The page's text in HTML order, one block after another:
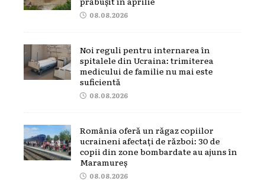
08.08.2026
Noi reguli pentru internarea în
spitalele din Ucraina: trimiterea
medicului de familie nu mai este
suficientă
08.08.2026
România oferă un răgaz copiilor
ucraineni afectați de război: 30 de
copii din zone bombardate au ajuns în
Maramureș
08.08.2026